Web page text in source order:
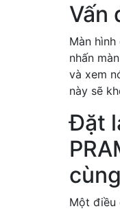
Vấn
Màn
nhấn
và xem
này sẽ
Đặt
cùng
Một điều